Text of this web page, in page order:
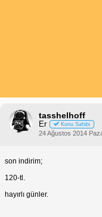
tasshelhoff
Er Konu Sahibi
24 Ağustos 2014
son indirim;
120-tl.
hayırlı günler.